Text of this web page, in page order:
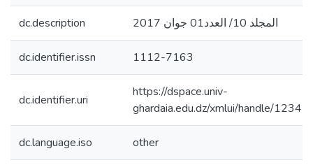
dc.description المجلد 10/ العدد01 جوان 2017
dc.identifier.issn 1112-7163
dc.identifier.uri
https://dspace.univ-
ghardaia.edu.dz/xmlui/handle/
dc.language.iso other